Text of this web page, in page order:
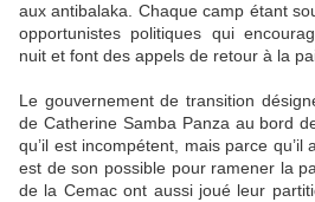
aux antibalaka. Chaque camp étant
opportunistes politiques qui
nuit et font des appels de retour à la
Le gouvernement de transition
de Catherine Samba Panza au bord
qu’il est incompétent, mais parce
est de son possible pour ramener la
de la Cemac ont aussi joué leur